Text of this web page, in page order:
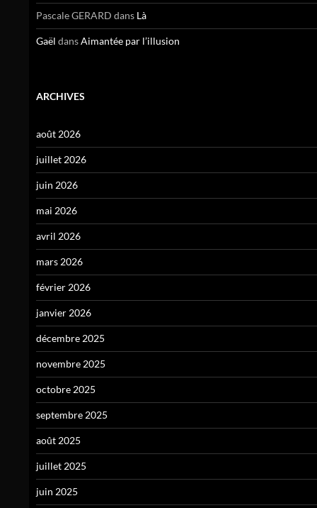
Pascale GERARD dans Là
Gaël dansAimantée par l’illusion
ARCHIVES
août 2026
juillet 2026
juin 2026
mai 2026
avril 2026
mars 2026
février 2026
janvier 2026
décembre 2025
novembre 2025
octobre 2025
septembre 2025
août 2025
juillet 2025
juin 2025